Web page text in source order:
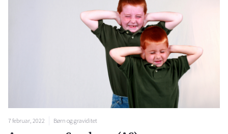
7 februar, 2022 Børn og graviditet